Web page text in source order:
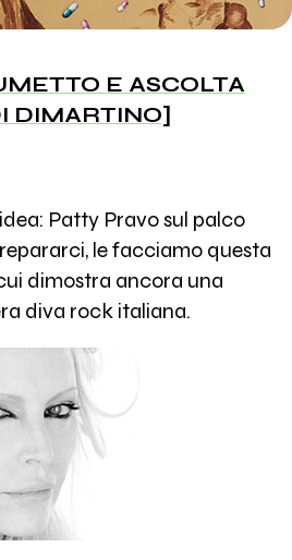
E ASCOLTA
DIMARTINO]
Patty Pravo sul palco
le facciamo questa
dimostra ancora una
diva rock italiana.